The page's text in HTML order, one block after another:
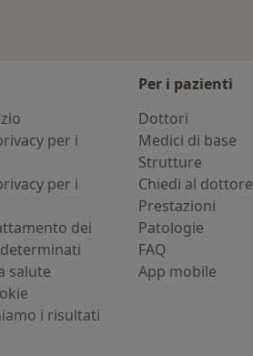
per i
per i
dei
salute
i risultati
Per i pazienti
Dottori
Medici di base
Strutture
Chiedi al dottore
Prestazioni
Patologie
FAQ
App mobile